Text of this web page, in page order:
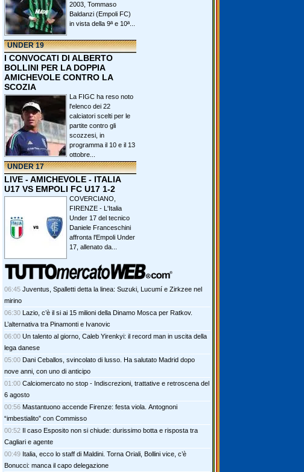
2003, Tommaso
Baldanzi (Empoli FC)
in vista della 9ª e 10ª...
UNDER 19
I CONVOCATI DI ALBERTO
BOLLINI PER LA DOPPIA
AMICHEVOLE CONTRO LA
SCOZIA
La FIGC ha reso noto
l'elenco dei 22
calciatori scelti per le
partite contro gli
scozzesi, in
programma il 10 e il 13
ottobre...
UNDER 17
LIVE - AMICHEVOLE - ITALIA
U17 VS EMPOLI FC U17 1-2
COVERCIANO,
FIRENZE - L'Italia
Under 17 del tecnico
Daniele Franceschini
affronta l'Empoli Under
17, allenato da...
06:45 Juventus, Spalletti detta la linea: Suzuki, Lucumí e Zirkzee nel
mirino
06:30 Lazio, c’è il si ai 15 milioni della Dinamo Mosca per Ratkov.
L’alternativa tra Pinamonti e Ivanovic
06:00 Un talento al giorno, Caleb Yirenkyi: il record man in uscita della
lega danese
05:00 Dani Ceballos, svincolato di lusso. Ha salutato Madrid dopo
nove anni, con uno di anticipo
01:00 Calciomercato no stop - Indiscrezioni, trattative e retroscena del
6 agosto
00:56 Mastantuono accende Firenze: festa viola. Antognoni
“imbestialito” con Commisso
00:52 Il caso Esposito non si chiude: durissimo botta e risposta tra
Cagliari e agente
00:49 Italia, ecco lo staff di Maldini. Torna Oriali, Bollini vice, c’è
Bonucci: manca il capo delegazione